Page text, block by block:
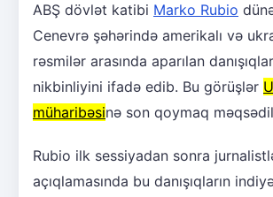
ABŞ dövlət katibi Marko Rubio
Cenevrə şəhərində amerikalı və
rəsmilər arasında aparılan
nikbinliyini ifadə edib. Bu görüşlər
müharibəsinə son qoymaq
Rubio ilk sessiyadan sonra
açıqlamasında bu danışıqların